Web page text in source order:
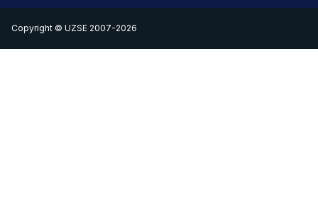
Copyright © UZSE 2007-2026